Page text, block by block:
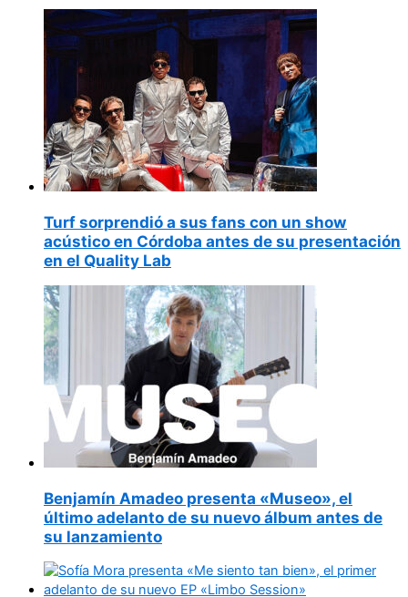
Turf sorprendió a sus fans con un show
acústico en Córdoba antes de su presentación
en el Quality Lab
Benjamín Amadeo presenta «Museo», el
último adelanto de su nuevo álbum antes de
su lanzamiento